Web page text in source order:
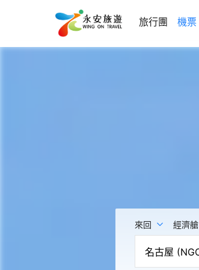
旅行團 機票
來回 經濟艙